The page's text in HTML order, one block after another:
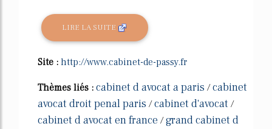
LIRE LA SUITE
Site : http://www.cabinet-de-passy.fr
Thèmes liés : cabinet d avocat a paris /cabinet
avocat droit penal paris /cabinet d'avocat /
cabinet d avocat en france /grand cabinet d